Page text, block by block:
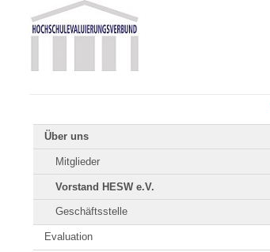
Inhalt Johannes
Gutenberg-
Mainz
Über uns
Mitglieder
Vorstand HESW e.V.
Geschäftsstelle
Evaluation